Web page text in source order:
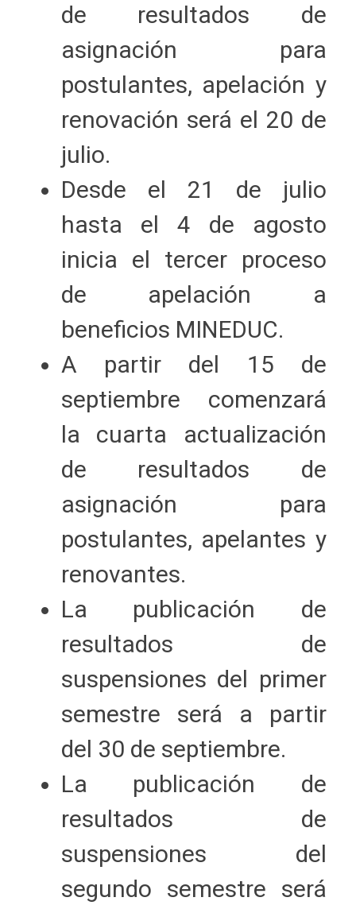
de resultados de
asignación para
postulantes, apelación y
renovación será el 20 de
julio.
Desde el 21 de julio
hasta el 4 de agosto
inicia el tercer proceso
de apelación a
beneficios MINEDUC.
A partir del 15 de
septiembre comenzará
la cuarta actualización
de resultados de
asignación para
postulantes, apelantes y
renovantes.
La publicación de
resultados de
suspensiones del primer
semestre será a partir
del 30 de septiembre.
La publicación de
resultados de
suspensiones del
segundo semestre será